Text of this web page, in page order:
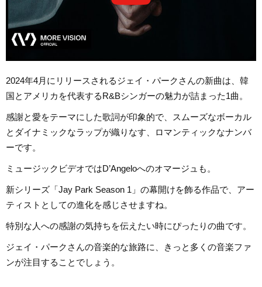
2024年4月にリリースされるジェイ・パークさんの新曲は、韓
国とアメリカを代表するR&Bシンガーの魅力が詰まった1曲。
感謝と愛をテーマにした歌詞が印象的で、スムーズなボーカル
とダイナミックなラップが織りなす、ロマンティックなナンバ
ーです。
ミュージックビデオではD’Angeloへのオマージュも。
新シリーズ「Jay Park Season 1」の幕開けを飾る作品で、アー
ティストとしての進化を感じさせますね。
特別な人への感謝の気持ちを伝えたい時にぴったりの曲です。
ジェイ・パークさんの音楽的な旅路に、きっと多くの音楽ファ
ンが注目することでしょう。